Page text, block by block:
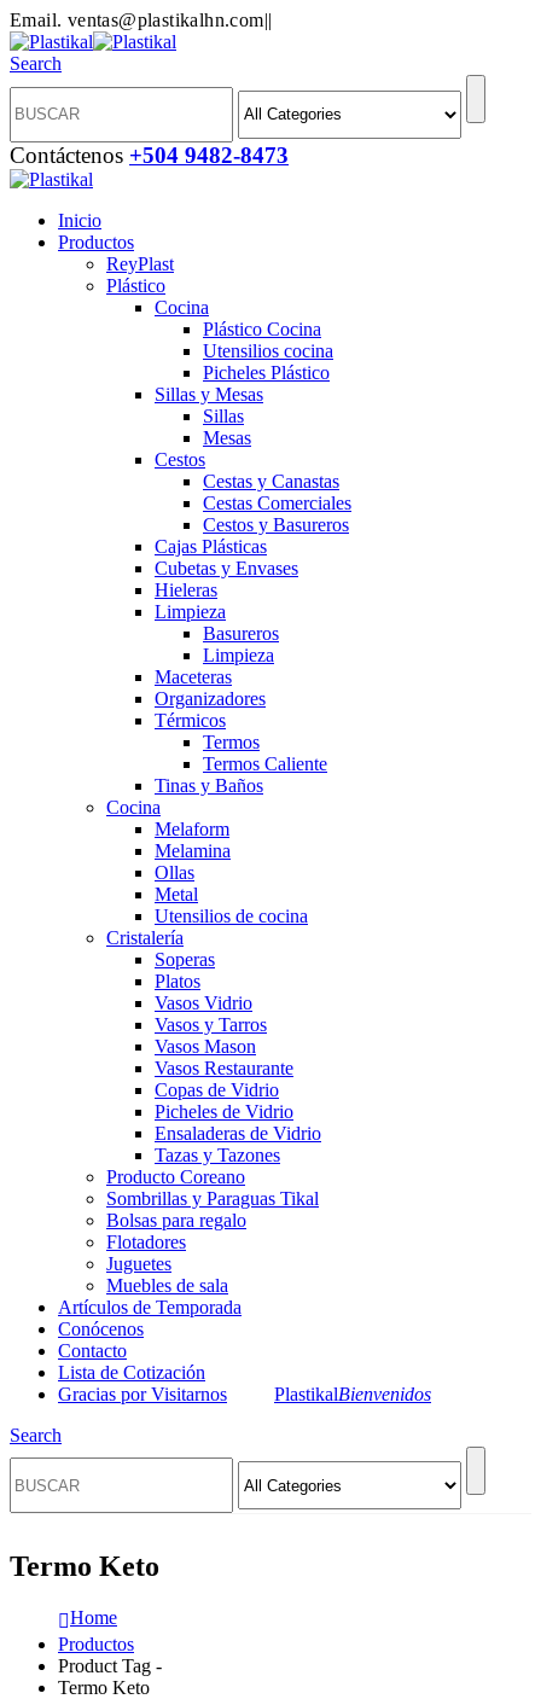
Email. ventas@plastikalhn.com||
Search
Contáctenos +504 9482-8473
Inicio
Productos
ReyPlast
Plástico
Cocina
Plástico Cocina
Utensilios cocina
Picheles Plástico
Sillas y Mesas
Sillas
Mesas
Cestos
Cestas y Canastas
Cestas Comerciales
Cestos y Basureros
Cajas Plásticas
Cubetas y Envases
Hieleras
Limpieza
Basureros
Limpieza
Maceteras
Organizadores
Térmicos
Termos
Termos Caliente
Tinas y Baños
Cocina
Melaform
Melamina
Ollas
Metal
Utensilios de cocina
Cristalería
Soperas
Platos
Vasos Vidrio
Vasos y Tarros
Vasos Mason
Vasos Restaurante
Copas de Vidrio
Picheles de Vidrio
Ensaladeras de Vidrio
Tazas y Tazones
Producto Coreano
Sombrillas y Paraguas Tikal
Bolsas para regalo
Flotadores
Juguetes
Muebles de sala
Artículos de Temporada
Conócenos
Contacto
Lista de Cotización
Gracias por Visitarnos
PlastikalBienvenidos
Search
Termo Keto
Home
Productos
Product Tag -
Termo Keto